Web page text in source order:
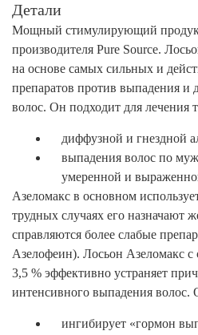
Детали
Мощный стимулирующий
производителя Pure Source.
на основе самых сильных и
препаратов против выпадения и
волос. Он подходит для лечения
диффузной и гнездной
выпадения волос по
умеренной и
Азеломакс в основном
трудных случаях его назначают
справляются более слабые
Азелофеин). Лосьон Азеломакс
3,5 % эффективно устраняет
интенсивного выпадения волос.
ингибирует «гормон